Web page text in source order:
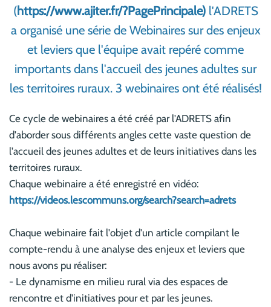
(https://www.ajiter.fr/?PagePrincipale)l'ADRETS
a organisé une série de Webinaires sur des enjeux
et leviers que l'équipe avait repéré comme
importants dans l'accueil des jeunes adultes sur
les territoires ruraux. 3 webinaires ont été réalisés!
Ce cycle de webinaires a été créé par l'ADRETS afin
d'aborder sous différents angles cette vaste question de
l'accueil des jeunes adultes et de leurs initiatives dans les
territoires ruraux.
Chaque webinaire a été enregistré en vidéo:
https://videos.lescommuns.org/search?search=adrets
Chaque webinaire fait l'objet d'un article compilant le
compte-rendu à une analyse des enjeux et leviers que
nous avons pu réaliser:
- Le dynamisme en milieu rural via des espaces de
rencontre et d'initiatives pour et par les jeunes.